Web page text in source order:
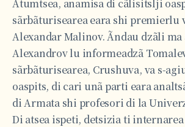
Atumtsea, anamisa di cãlisitslji
sãrbãturisearea eara shi premierlu
Alexandar Malinov. Ãndau dzãli ma
Alexandrov lu informeadzã
sãrbãturisearea, Crushuva, va s-
oaspits, di cari unã parti eara
di Armata shi profesori di la
Di atsea ispeti, detsizia ti